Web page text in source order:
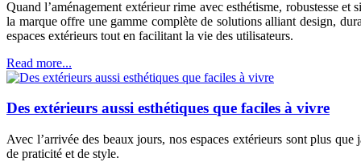
Quand l’aménagement extérieur rime avec esthétisme, robustesse
la marque offre une gamme complète de solutions alliant design,
espaces extérieurs tout en facilitant la vie des utilisateurs.
Read more...
Des extérieurs aussi esthétiques que faciles à vivre
Avec l’arrivée des beaux jours, nos espaces extérieurs sont plus
de praticité et de style.